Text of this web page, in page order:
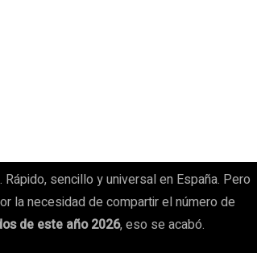
sencillo y universal en España. Pero
la necesidad de compartir el número de
de este año 2026, eso se acabó.